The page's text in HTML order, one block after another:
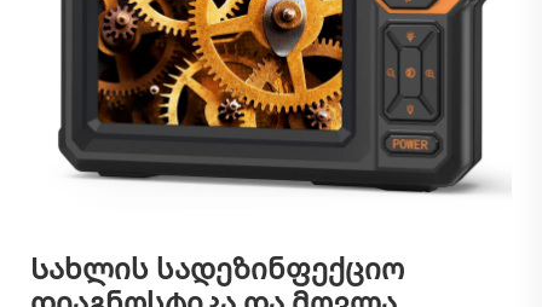
Სახლის სადეზინფექციო